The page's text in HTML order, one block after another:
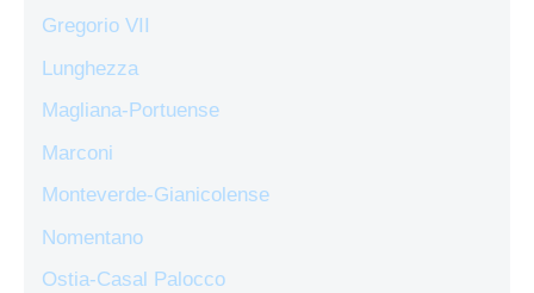
Gregorio VII
Lunghezza
Magliana-Portuense
Marconi
Monteverde-Gianicolense
Nomentano
Ostia-Casal Palocco